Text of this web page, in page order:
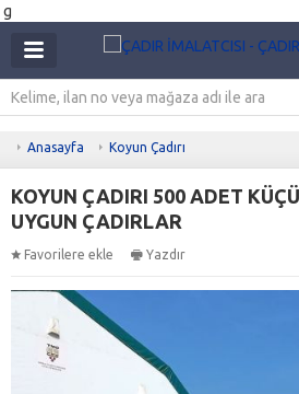
g
Anasayfa Koyun Çadırı
KOYUN ÇADIRI 500 ADET
UYGUN ÇADIRLAR
Favorilere ekle Yazdır